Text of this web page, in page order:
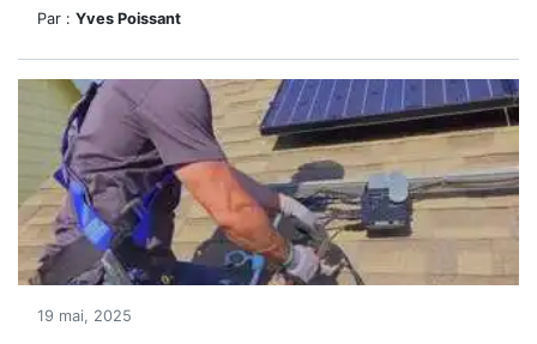
Par : Yves Poissant
19 mai, 2025